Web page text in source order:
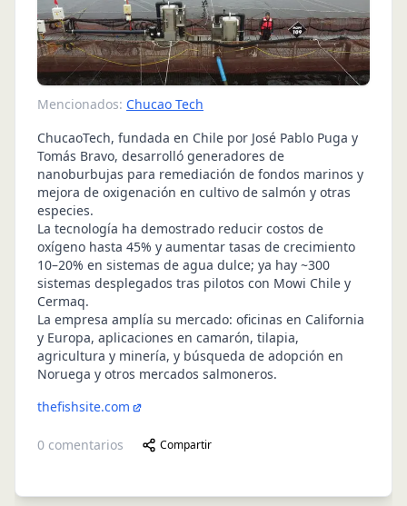
Mencionados: Chucao Tech
ChucaoTech, fundada en Chile por José Pablo Puga y
Tomás Bravo, desarrolló generadores de
nanoburbujas para remediación de fondos marinos y
mejora de oxigenación en cultivo de salmón y otras
especies.
La tecnología ha demostrado reducir costos de
oxígeno hasta 45% y aumentar tasas de crecimiento
10–20% en sistemas de agua dulce; ya hay ~300
sistemas desplegados tras pilotos con Mowi Chile y
Cermaq.
La empresa amplía su mercado: oficinas en California
y Europa, aplicaciones en camarón, tilapia,
agricultura y minería, y búsqueda de adopción en
Noruega y otros mercados salmoneros.
thefishsite.com
0 comentarios Compartir